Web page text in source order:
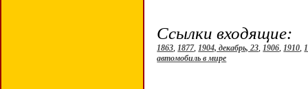
Ссылки входящие:
1863,1877,1904, декабрь, 23,1906,1910,
автомобиль в мире